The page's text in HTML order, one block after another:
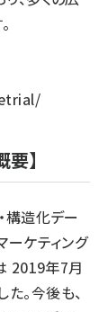
】
構造化デー
ーケティング
2019年7月
。今後も、